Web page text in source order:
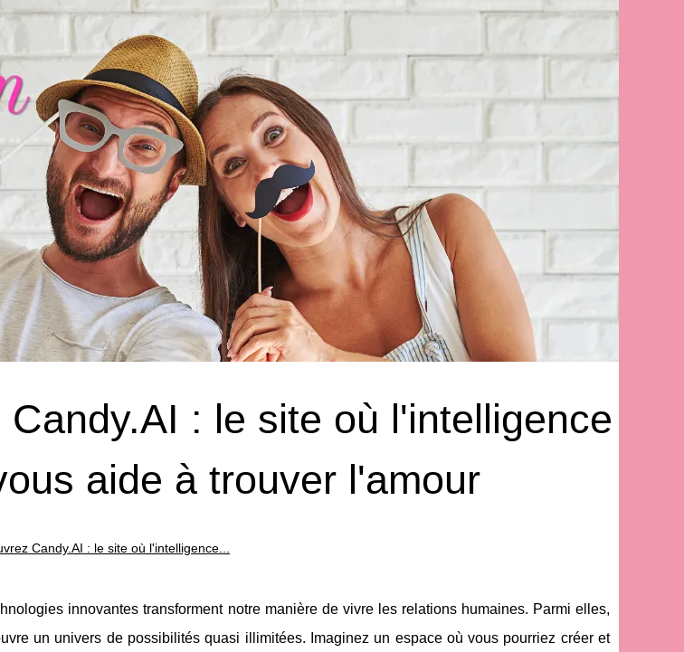
Candy.AI : le site où l'intelligence
aide à trouver l'amour
Candy.AI : le site où l'intelligence...
innovantes transforment notre manière de vivre les relations humaines. Parmi elles,
un univers de possibilités quasi illimitées. Imaginez un espace où vous pourriez créer et